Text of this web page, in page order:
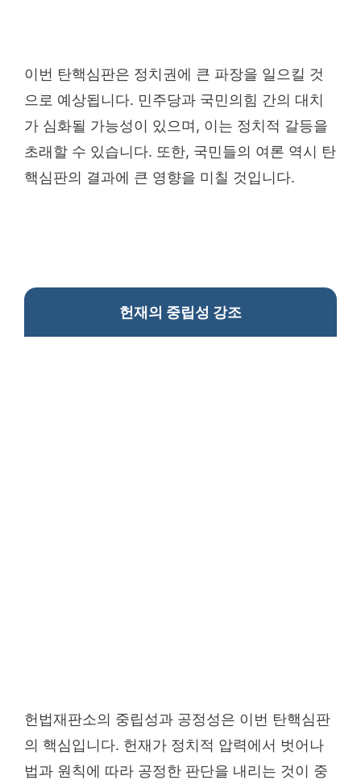
이번 탄핵심판은 정치권에 큰 파장을 일으킬 것
으로 예상됩니다. 민주당과 국민의힘 간의 대치
가 심화될 가능성이 있으며, 이는 정치적 갈등을
초래할 수 있습니다. 또한, 국민들의 여론 역시 탄
핵심판의 결과에 큰 영향을 미칠 것입니다.
헌재의 중립성 강조
헌법재판소의 중립성과 공정성은 이번 탄핵심판
의 핵심입니다. 헌재가 정치적 압력에서 벗어나
법과 원칙에 따라 공정한 판단을 내리는 것이 중